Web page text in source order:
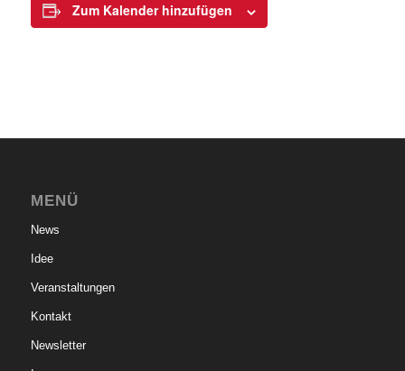
Zum Kalender hinzufügen
MENÜ
News
Idee
Veranstaltungen
Kontakt
Newsletter